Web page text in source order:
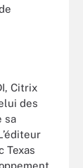
Citrix
des
sa
Texas